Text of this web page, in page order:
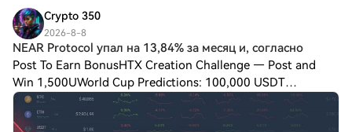
сприйнятливим, але тісно пов'язаним зі
своєю базою користувачів. Ассоціація з
AI: Хоча він використовує назву “Grok”,
пов'язану з технологіями AI, Grok X сам
по собі не охоплює AI-можливості в своїй
структурі, зосереджуючись натомість на
використанні популярних настроїв
навколо AI. Зосередження на залученні:
розробникам можливість доступу до
базових моделей та інтеграції
можливостей Grok X Ai у їхні додатки,
підкреслюючи відданість безперервним
інноваціям у технології AI. Ключові
особливості Grok X Ai Платформа Grok X
Ai характеризується кількома
визначальними особливостями, які
записів постачальникам медичних
послуг, забезпечуючи, щоб обидві
сторони дотримувалися умов, які були
заздалегідь визначені. Більше того,
OmegaX прагне створити екосистему,
яка з'єднує пацієнтів з медичними
працівниками, дослідниками та
медичними установами, що дозволяє
Crypto 350
2026-8-8
NEAR Protocol упал на 13,84% за месяц и, согласно
Post To Earn BonusHTX Creation Challenge — Post and
Win 1,500UWorld Cup Predictions: 100,000 USDT
DailyNEAR Protocol упал на 13,84% за месяц и, согласно
прогнозу, может снизиться до $1,52 к 12 августа